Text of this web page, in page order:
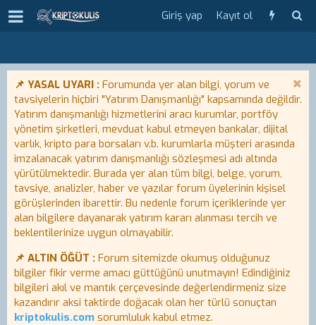
Giriş yap Kayıt ol
📌 YASAL UYARI : Forumunda yer alan bilgi, yorum ve
tavsiyelerin hiçbiri "Yatırım Danışmanlığı" kapsamında değildir.
Yatırım danışmanlığı hizmetlerini aracı kurumlar, portföy
yönetim şirketleri, mevduat kabul etmeyen bankalar, dijital
varlık, kripto para borsaları v.b. kurumlarla müşteri arasında
imzalanacak yatırım danışmanlığı sözleşmesi adı altında
yürütülmektedir. Burada yer alan tüm bilgi, belge, yorum,
tavsiye, analizler, haber ve yazılar forum üyelerinin kişisel
görüşlerinden ibarettir. Bu nedenle forum içeriklerinde yer
alan bilgilere dayanarak yatırım kararı alınması tercih ve
beklentilerinize uygun olmayabilir.
📌 ALTIN ÖĞÜT : Forum sitemizde okumuş olduğunuz
bilgiler fikir verme amacı güttüğünü unutmayın! Edindiğiniz
bilgileri akıl ve mantık çerçevesinde değerlendirmeniz size
kazandırır aksi taktirde doğacak olan her türlü sonuçtan
kriptokulis.com sorumluluk kabul etmez.